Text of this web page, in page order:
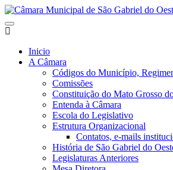
Inicio
A Câmara
Códigos do Município,
Comissões
Constituição do Mato Grosso
Entenda à Câmara
Escola do Legislativo
Estrutura Organizacional
Contatos, e-mails
História de São Gabriel do
Legislaturas Anteriores